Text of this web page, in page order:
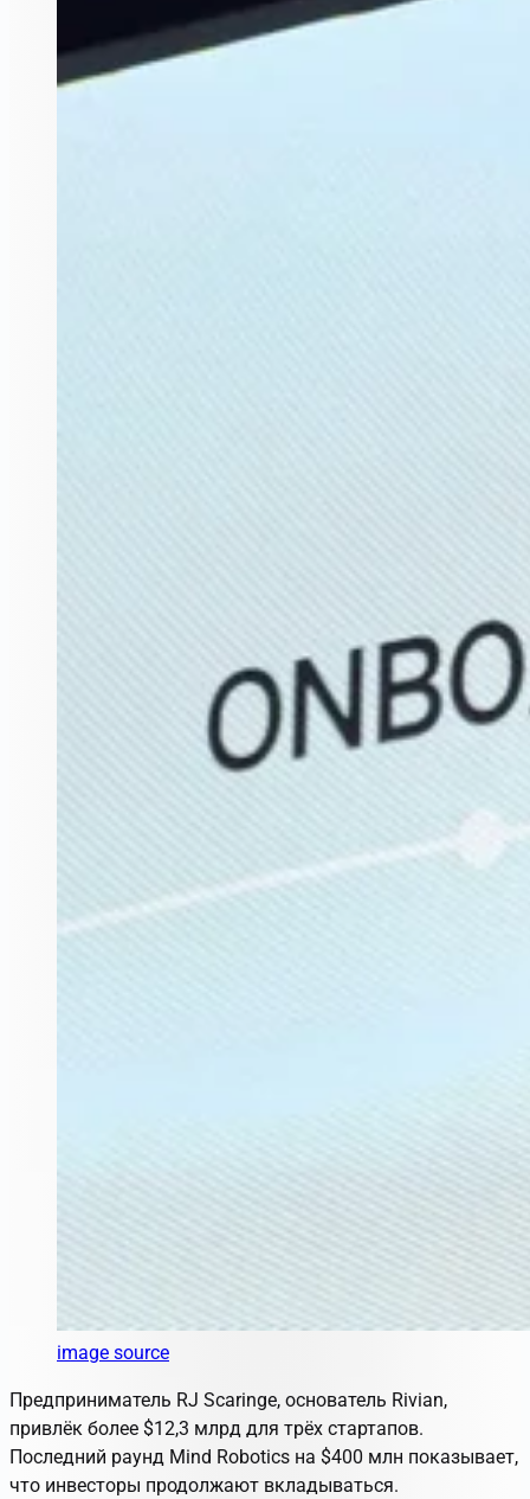
image source
Предприниматель RJ Scaringe, основатель Rivian,
привлёк более $12,3 млрд для трёх стартапов.
Последний раунд Mind Robotics на $400 млн показывает,
что инвесторы продолжают вкладываться.